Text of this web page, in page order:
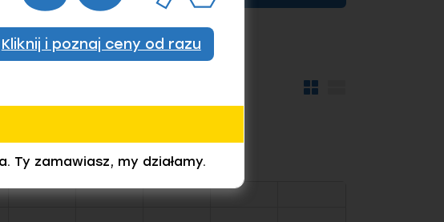
Widok
Kliknij i poznaj ceny od razu
Ty zamawiasz, my działamy.